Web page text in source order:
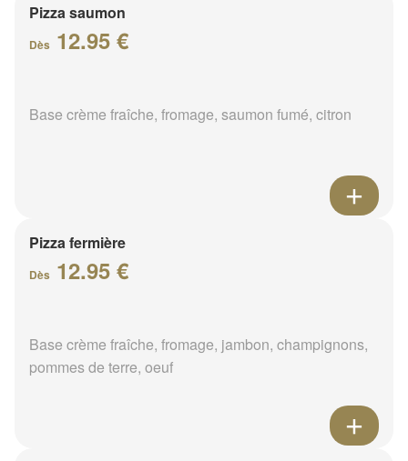
Pizza saumon
Dès 12.95 €
Base crème fraîche, fromage, saumon fumé, citron
Pizza fermière
Dès 12.95 €
Base crème fraîche, fromage, jambon, champignons,
pommes de terre, oeuf